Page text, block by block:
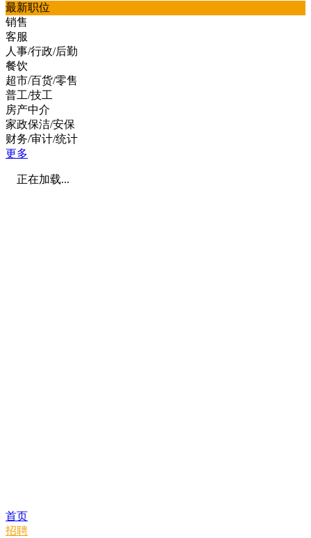
最新职位
销售
客服
人事/行政/后勤
餐饮
超市/百货/零售
普工/技工
房产中介
家政保洁/安保
财务/审计/统计
更多
正在加载...
首页
招聘